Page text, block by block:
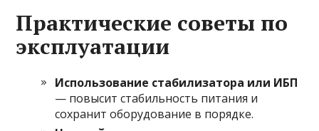
Практические советы по
эксплуатации
Использование стабилизатора или ИБП
— повысит стабильность питания и
сохранит оборудование в порядке.